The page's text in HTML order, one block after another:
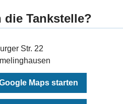
Tankstelle?
Str. 22
Maps starten